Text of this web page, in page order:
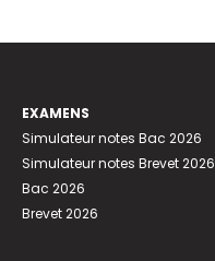
EXAMENS
Simulateur notes Bac 2026
Simulateur notes Brevet 2026
Bac 2026
Brevet 2026